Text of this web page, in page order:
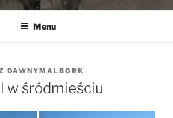
Menu
DAWNYMALBORK
w śródmieściu